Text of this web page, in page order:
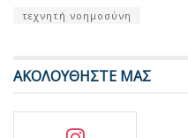
τεχνητή νοημοσύνη
ΑΚΟΛΟΥΘΗΣΤΕ ΜΑΣ